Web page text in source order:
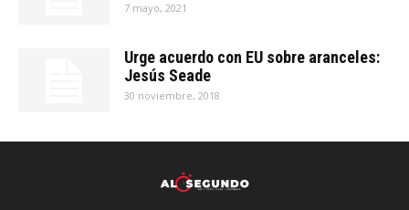
7 mayo, 2021
Urge acuerdo con EU sobre aranceles:
Jesús Seade
30 noviembre, 2018